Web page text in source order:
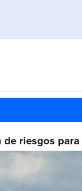
riesgos